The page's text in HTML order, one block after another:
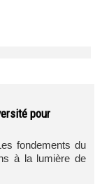
pour
fondements du
à la lumière de